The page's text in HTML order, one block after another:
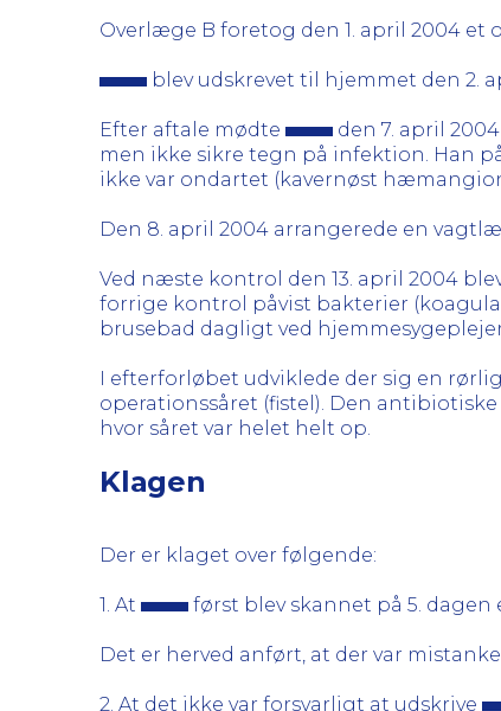
Overlæge B foretog den 1. april 2004 et
blev udskrevet til hjemmet den 2.
Efter aftale mødte den 7. april
men ikke sikre tegn på infektion. Han
ikke var ondartet (kavernøst
Den 8. april 2004 arrangerede en
Ved næste kontrol den 13. april 2004
forrige kontrol påvist bakterier
brusebad dagligt ved
I efterforløbet udviklede der sig en
operationssåret (fistel). Den
hvor såret var helet helt op.
Klagen
Der er klaget over følgende:
1. At først blev skannet på 5.
Det er herved anført, at der var
2. At det ikke var forsvarligt at udskrive